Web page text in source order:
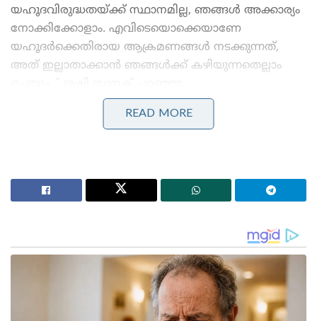
യഹൂദവിരുദ്ധതയ്‌ക്ക് സ്ഥാനമില്ല, ഞങ്ങൾ അക്കാര്യം
നോക്കിക്കോളാം. എവിടെയൊക്കെയാണേ
യഹൂദർക്കെതിരായ ആക്രമണങ്ങൾ നടക്കുന്നത്,
അത് ഇല്ലാതാക്കാൻ ഞങ്ങൾക്ക് കഴിയുന്നതെല്ലാം
Stories you may like
സഹകരണം ശക്തമാക്കാൻ തീരുമാനം
‘സൗദിയെ വളഞ്ഞ് ആക്രമിക്കാൻ ഇറാന്റെ
യുകെ സർക്കാർ ഹമാസിനെ തീവ്രവാദ
സംഘടനയായി പ്രഖ്യാപിച്ചിരുന്നു. ഹമാസിനെ
പിന്തുണയ്ക്കുന്നത് നിയമവിരുദ്ധമാണെന്നും 14 വർഷം
READ MORE